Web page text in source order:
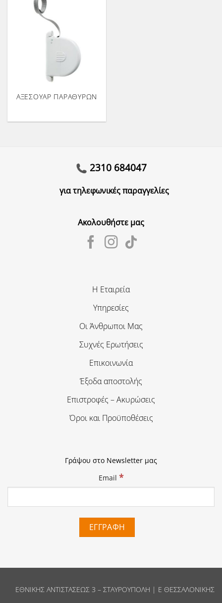
ΑΞΕΣΟΥΑΡ ΠΑΡΑΘΥΡΩΝ
2310 684047
για τηλεφωνικές παραγγελίες
Ακολουθήστε μας
Η Εταιρεία
Υπηρεσίες
Οι Άνθρωποι Μας
Συχνές Ερωτήσεις
Επικοινωνία
Έξοδα αποστολής
Επιστροφές – Ακυρώσεις
Όροι και Προϋποθέσεις
Γράψου στο Newsletter μας
Email *
ΕΘΝΙΚΗΣ ΑΝΤΙΣΤΑΣΕΩΣ 3 – ΣΤΑΥΡΟΥΠΟΛΗ | Ε ΘΕΣΣΑΛΟΝΙΚΗΣ